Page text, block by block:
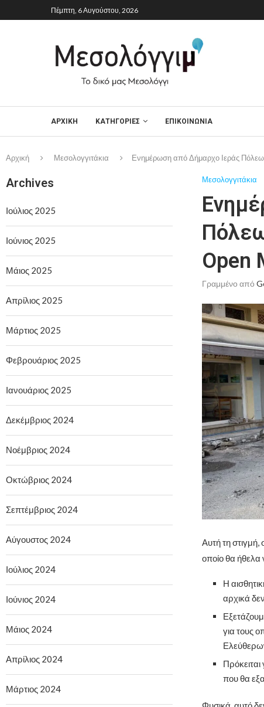
Πέμπτη, 6 Αυγούστου, 2026
ΑΡΧΙΚΉ ΚΑΤΗΓΟΡΙΕΣ ΕΠΙΚΟΙΝΩΝΙΑ
Αρχική Μεσολογγιτάκια Ενημέρωση από Δήμαρχο Ιεράς
Μεσολογγιτάκια
Open
Γραμμένο από
Αυτή τη στιγμή,
οποίο θα ήθελα
Η
αρχικά
για τους
που θα
Archives
Ιούλιος 2025
Ιούνιος 2025
Μάιος 2025
Απρίλιος 2025
Μάρτιος 2025
Φεβρουάριος 2025
Ιανουάριος 2025
Δεκέμβριος 2024
Νοέμβριος 2024
Οκτώβριος 2024
Σεπτέμβριος 2024
Αύγουστος 2024
Ιούλιος 2024
Ιούνιος 2024
Μάιος 2024
Απρίλιος 2024
Μάρτιος 2024